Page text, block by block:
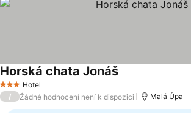
3 Počet hvězdiček
Hotel
Horská chata Jonáš
/ Žádné hodnocení není k dispozici Malá Úpa